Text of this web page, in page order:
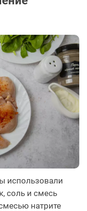
использовали
соль и смесь
натрите